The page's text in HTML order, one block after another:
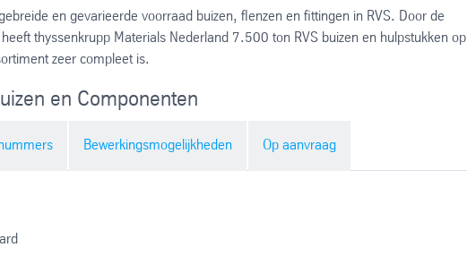
en gevarieerde voorraad buizen, flenzen en fittingen in RVS. Door de
thyssenkrupp Materials Nederland 7.500 ton RVS buizen en hulpstukken op
zeer compleet is.
en Componenten
Bewerkingsmogelijkheden Op aanvraag